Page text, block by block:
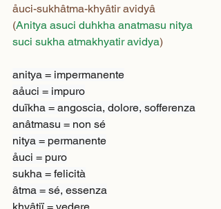
åuci-sukhâtma-khyâtir avidyâ
(Anitya asuci duhkha anatmasu nitya
suci sukha atmakhyatir avidya)
anitya = impermanente
aåuci = impuro
duïkha = angoscia, dolore, sofferenza
anâtmasu = non sé
nitya = permanente
åuci = puro
sukha = felicità
âtma = sé, essenza